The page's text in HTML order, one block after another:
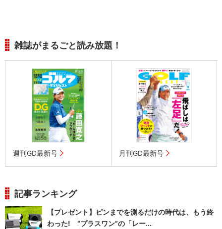
雑誌がまるごと読み放題！
週刊GD最新号 月刊GD最新号
記事ランキング
【プレゼント】ピンまでを測るだけの時代は、もう終
わった! “プラスワン”の「レー...